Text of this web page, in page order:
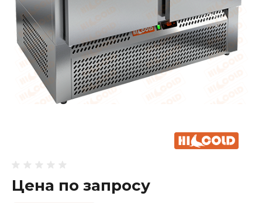
Цена по запросу